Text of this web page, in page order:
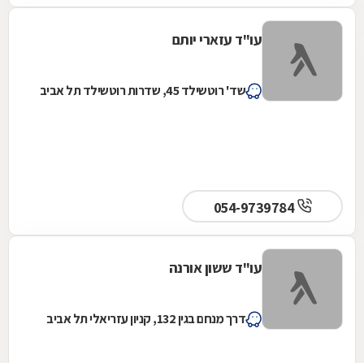
עו"ד עזארי יותם
שד' רוטשילד 45, שדרות רוטשילד תל אביב
054-9739784
עו"ד ששון אורנה
דרך מנחם בגין 132, קניון עזריאלי תל אביב